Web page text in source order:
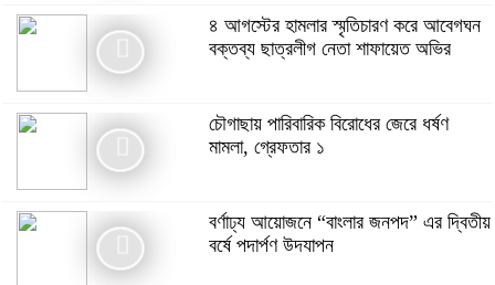
দু’পক্ষের পাল্টাপাল্টি অভিযোগ ও মামলা
অভিযোগ, থানায় মামলা ধর্ষক গ্রেফতার
দলীয় ঐক্যের স্মারকলিপি
৪ আগস্টের হামলার স্মৃতিচারণ করে আবেগঘন
বক্তব্য ছাত্রলীগ নেতা শাফায়েত অভির
চৌগাছায় পারিবারিক বিরোধের জেরে ধর্ষণ
মামলা, গ্রেফতার ১
বর্ণাঢ্য আয়োজনে “বাংলার জনপদ” এর দ্বিতীয়
বর্ষে পদার্পণ উদযাপন